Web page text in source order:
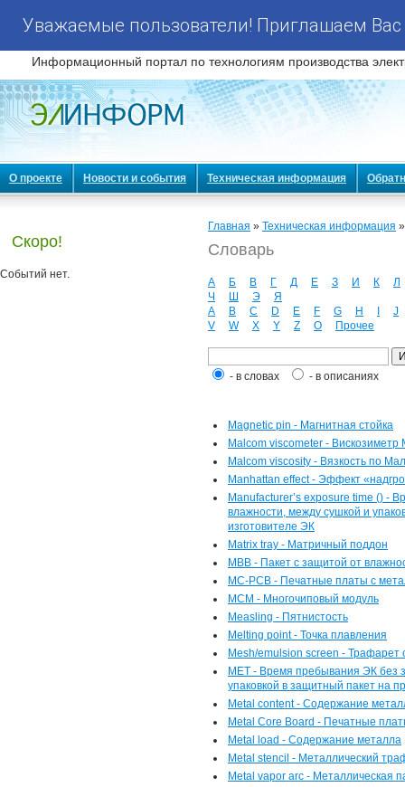
Уважаемые пользователи! Приглашаем
Информационный портал по технологиям производства
О проекте Новости и события Техническая информация
Скоро!
Событий нет.
Главная » Техническая информация
Словарь
А Б В Г Д Е З И К
Л
Ч
Ш Э
Я
A
B C D E F G H
J
V
W X Y Z О Прочее
- в словах - в описаниях
Magnetic pin - Магнитная стойка
Malcom viscometer - Вискозиметр
Malcom viscosity - Вязкость по
Manhattan effect - Эффект
Manufacturer’s exposure time () -
влажности, между сушкой и
изготовителе ЭК
Matrix tray - Матричный поддон
MBB - Пакет с защитой от
MC-PCB - Печатные платы с
MCM - Многочиповый модуль
Measling - Пятнистость
Melting point - Точка плавления
Mesh/emulsion screen - Трафарет
MET - Время пребывания ЭК без
упаковкой в защитный пакет на
Metal content - Содержание
Metal Core Board - Печатные
Metal load - Содержание металла
Metal stencil - Металлический
Metal vapor arc - Металлическая